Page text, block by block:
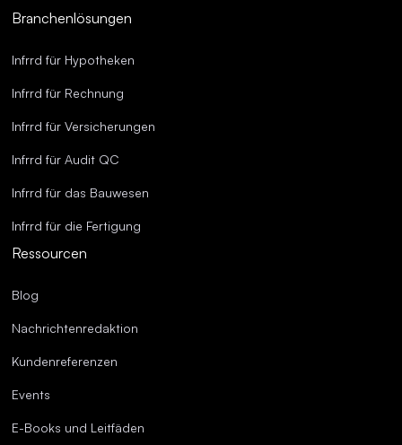
Branchenlösungen
Infrrd für Hypotheken
Infrrd für Rechnung
Infrrd für Versicherungen
Infrrd für Audit QC
Infrrd für das Bauwesen
Infrrd für die Fertigung
Ressourcen
Blog
Nachrichtenredaktion
Kundenreferenzen
Events
E-Books und Leitfäden